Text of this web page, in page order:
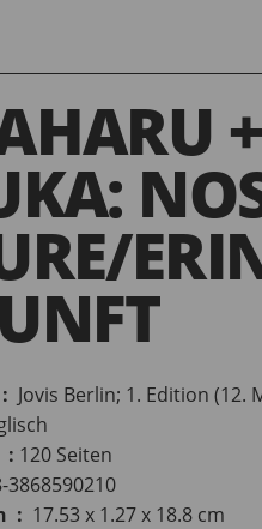
Herausgeber ‏ : ‎ Jovis Berlin; 1. Edition (12.
Taschenbuch ‏ : ‎ 120 Seiten
3868590210
Abmessungen ‏ : ‎ 17.53 x 1.27 x 18.8 cm